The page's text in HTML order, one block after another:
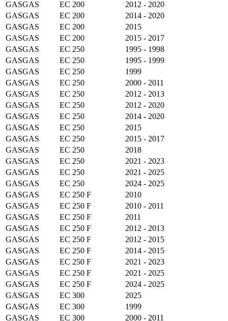
GASGAS
EC 200
2012 - 2020
GASGAS
EC 200
2014 - 2020
GASGAS
EC 200
2015
GASGAS
EC 200
2015 - 2017
GASGAS
EC 250
1995 - 1998
GASGAS
EC 250
1995 - 1999
GASGAS
EC 250
1999
GASGAS
EC 250
2000 - 2011
GASGAS
EC 250
2012 - 2013
GASGAS
EC 250
2012 - 2020
GASGAS
EC 250
2014 - 2020
GASGAS
EC 250
2015
GASGAS
EC 250
2015 - 2017
GASGAS
EC 250
2018
GASGAS
EC 250
2021 - 2023
GASGAS
EC 250
2021 - 2025
GASGAS
EC 250
2024 - 2025
GASGAS
EC 250 F
2010
GASGAS
EC 250 F
2010 - 2011
GASGAS
EC 250 F
2011
GASGAS
EC 250 F
2012 - 2013
GASGAS
EC 250 F
2012 - 2015
GASGAS
EC 250 F
2014 - 2015
GASGAS
EC 250 F
2021 - 2023
GASGAS
EC 250 F
2021 - 2025
GASGAS
EC 250 F
2024 - 2025
GASGAS
EC 300
2025
GASGAS
EC 300
1999
GASGAS
EC 300
2000 - 2011